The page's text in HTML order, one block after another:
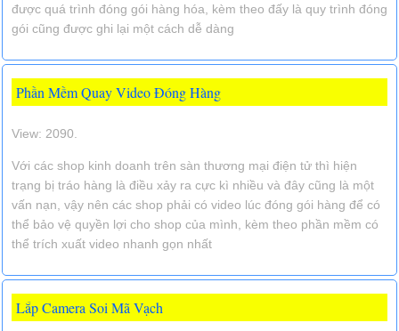
được quá trình đóng gói hàng hóa, kèm theo đấy là quy trình đóng
gói cũng được ghi lại một cách dễ dàng
Phần Mềm Quay Video Đóng Hàng
View: 2090.
Với các shop kinh doanh trên sàn thương mại điện tử thì hiện
trạng bị tráo hàng là điều xảy ra cực kì nhiều và đây cũng là một
vấn nạn, vậy nên các shop phải có video lúc đóng gói hàng để có
thể bảo vệ quyền lợi cho shop của mình, kèm theo phần mềm có
thể trích xuất video nhanh gọn nhất
Lắp Camera Soi Mã Vạch